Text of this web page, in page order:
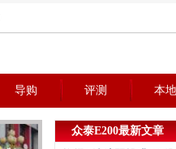
导购 评测 本
众泰E200最新文章